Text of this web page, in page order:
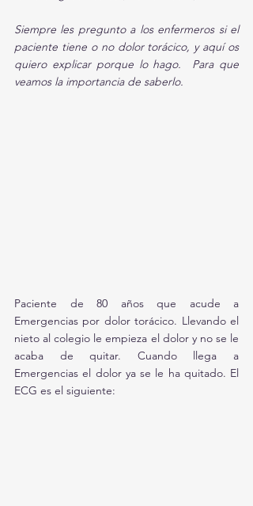
Siempre les pregunto a los enfermeros si el
paciente tiene o no dolor torácico, y aquí os
quiero explicar porque lo hago.  Para que
veamos la importancia de saberlo.
Paciente de 80 años que acude a
Emergencias por dolor torácico. Llevando el
nieto al colegio le empieza el dolor y no se le
acaba de quitar. Cuando llega a
Emergencias el dolor ya se le ha quitado. El
ECG es el siguiente: